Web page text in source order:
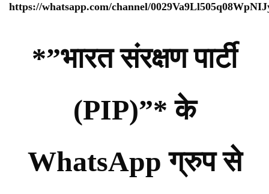
https://whatsapp.com/channel/
*”भारत संरक्षण पार्टी
(PIP)”* के
WhatsApp ग्रुप से